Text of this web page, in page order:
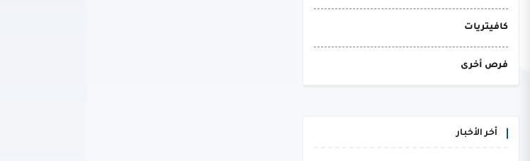
كافيتريات
فرص أخرى
أخر الأخبار